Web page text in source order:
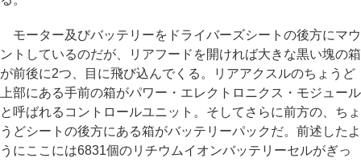
モーター及びバッテリーをドライバーズシートの後方にマウ
ントしているのだが、リアフードを開ければ大きな黒い塊の箱
が前後に2つ、目に飛び込んでくる。リアアクスルのちょうど
上部にある手前の箱がパワー・エレクトロニクス・モジュール
と呼ばれるコントロールユニット。そしてさらに前方の、ちょ
うどシートの後方にある箱がバッテリーパックだ。前述したよ
うにここには6831個のリチウムイオンバッテリーセルがぎっ